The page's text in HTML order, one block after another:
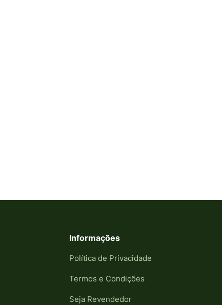
Informações
Política de Privacidade
Termos e Condições
Seja Revendedor